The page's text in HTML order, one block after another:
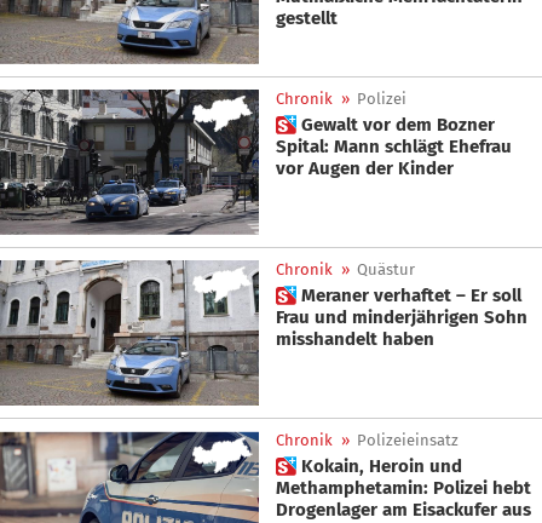
gestellt
Chronik » Polizei
 Gewalt vor dem Bozner
Spital: Mann schlägt Ehefrau
vor Augen der Kinder
Chronik » Quästur
 Meraner verhaftet – Er soll
Frau und minderjährigen Sohn
misshandelt haben
Chronik » Polizeieinsatz
 Kokain, Heroin und
Methamphetamin: Polizei hebt
Drogenlager am Eisackufer aus